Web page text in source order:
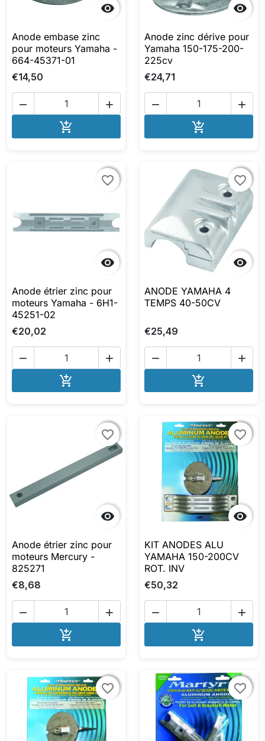

Anode embase zinc
pour moteurs Yamaha -
664-45371-01
€14,50
 


Anode zinc dérive pour
Yamaha 150-175-200-
225cv
€24,71
 


favorite_border
favorite_border
Anode étrier zinc pour
moteurs Yamaha - 6H1-
45251-02
€20,02
 


favorite_border
favorite_border
ANODE YAMAHA 4
TEMPS 40-50CV
€25,49
 


favorite_border
favorite_border
Anode étrier zinc pour
moteurs Mercury -
825271
€8,68
 


favorite_border
favorite_border
KIT ANODES ALU
YAMAHA 150-200CV
ROT. INV
€50,32
 

favorite_border
favorite_border favorite_border
favorite_border